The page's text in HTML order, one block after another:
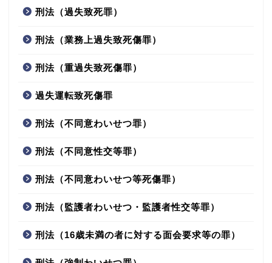
刑法（過失致死罪）
刑法（業務上過失致死傷罪）
刑法（重過失致死傷罪）
過失運転致死傷罪
刑法（不同意わいせつ罪）
刑法（不同意性交等罪）
刑法（不同意わいせつ等死傷罪）
刑法（監護者わいせつ・監護者性交等罪）
刑法（16歳未満の者に対する面会要求等の罪）